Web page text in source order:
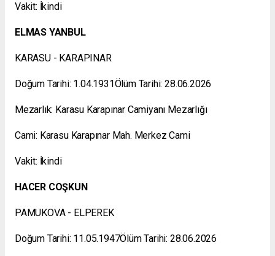
Vakit: İkindi
ELMAS YANBUL
KARASU - KARAPINAR
Doğum Tarihi: 1.04.1931Ölüm Tarihi: 28.06.2026
Mezarlık: Karasu Karapınar Camiyanı Mezarlığı
Cami: Karasu Karapınar Mah. Merkez Cami
Vakit: İkindi
HACER COŞKUN
PAMUKOVA - ELPEREK
Doğum Tarihi: 11.05.1947Ölüm Tarihi: 28.06.2026